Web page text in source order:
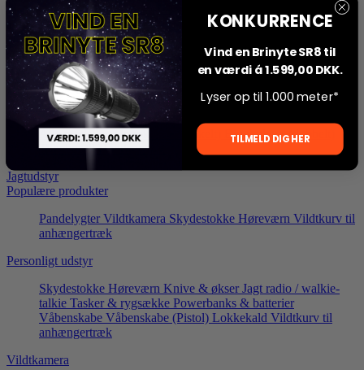
IR sigtekikkert IR clip-on Montage
Termisk optik
Termisk sigtekikkertTermisk clip-on MontageTilbehør til
Termisk optik
Termiske Håndspottere
Alle modellerMonokularer (enkelt)
Binokularer (dobbelt)
Tilbehør til Håndspottere
Jagtudstyr
Populære produkter
Pandelygter Vildtkamera Skydestokke Høreværn Vildtkurv til
anhængertræk
Personligt udstyr
Skydestokke Høreværn Knive & økser Jagt radio / walkie-
talkie Tasker & rygsække Powerbanks & batterier
Våbenskabe Våbenskabe (Pistol) Lokkekald Vildtkurv til
anhængertræk
Vildtkamera
KONKURRENCE
Vind en Brinyte SR8 til
en værdi á 1.599,00 DKK.
Lyser op til 1.000 meter*
TILMELD DIG HER